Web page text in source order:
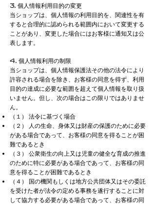
3. 個人情報利用目的の変更
当ショップは、個人情報の利用目的を、関連性を有
すると合理的に認められる範囲内において変更する
ことがあり、変更した場合にはお客様に通知又は公
表します。
4. 個人情報利用の制限
当ショップは、個人情報保護法その他の法令により
許容される場合を除き、お客様の同意を得ず、利用
目的の達成に必要な範囲を超えて個人情報を取り扱
いません。但し、次の場合はこの限りではありませ
ん。
（１） 法令に基づく場合
（２） 人の生命、身体又は財産の保護のために必要
がある場合であって、お客様の同意を得ることが困
難であるとき
（３） 公衆衛生の向上又は児童の健全な育成の推進
のために特に必要がある場合であって、お客様の同
意を得ることが困難であるとき
（４） 国の機関もしくは地方公共団体又はその委託
を受けた者が法令の定める事務を遂行することに対
して協力する必要がある場合であって、お客様の同